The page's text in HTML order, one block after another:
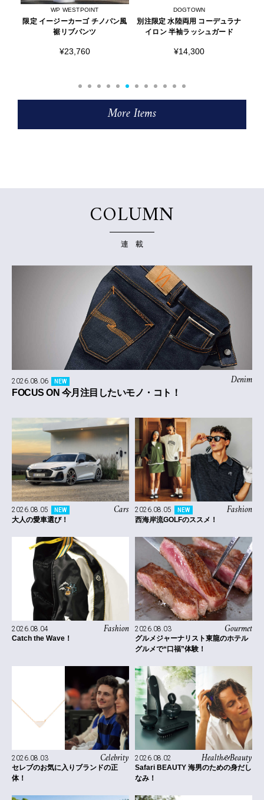
DOGTOWN
別注限定 水陸両用 コーデュラナ
イロン 半袖ラッシュガード
¥14,300
WP WESTPOINT
限定 イージーカーゴ 裾リブパン
ツ
¥20,790
More Items
COLUMN
連 載
Denim
2026.08.06 NEW
FOCUS ON 今月注目したいモノ・コト！
Cars
2026.08.05 NEW
大人の愛車選び！
Fashion
2026.08.05 NEW
西海岸流GOLFのススメ！
Fashion
2026.08.04
Catch the Wave！
Gourmet
2026.08.03
グルメジャーナリスト東龍のホテル
グルメで“口福”体験！
Celebrity
2026.08.03
セレブのお気に入りブランドの正
体！
Health&Beauty
2026.08.02
Safari BEAUTY 海男のための身だし
なみ！